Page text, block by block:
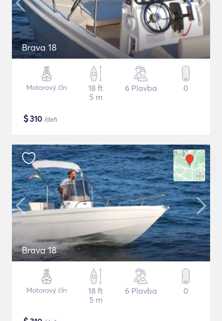
Brava 18
Motorový čln
18 ft
5 m
6 Plavba 0
$310 /deň
Brava 18
Motorový čln
18 ft
5 m
6 Plavba 0